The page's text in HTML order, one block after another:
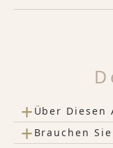
+ Über Diesen
+ Brauchen